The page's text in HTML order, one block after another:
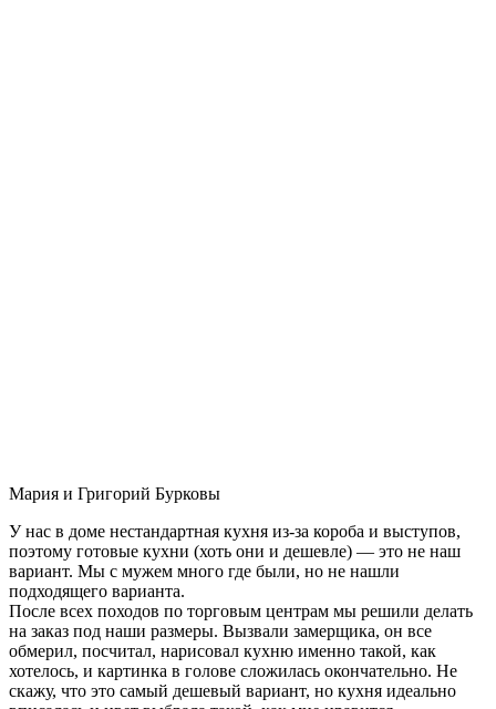
Мария и Григорий Бурковы
У нас в доме нестандартная кухня из-за короба и выступов,
поэтому готовые кухни (хоть они и дешевле) — это не наш
вариант. Мы с мужем много где были, но не нашли
подходящего варианта.
После всех походов по торговым центрам мы решили делать
на заказ под наши размеры. Вызвали замерщика, он все
обмерил, посчитал, нарисовал кухню именно такой, как
хотелось, и картинка в голове сложилась окончательно. Не
скажу, что это самый дешевый вариант, но кухня идеально